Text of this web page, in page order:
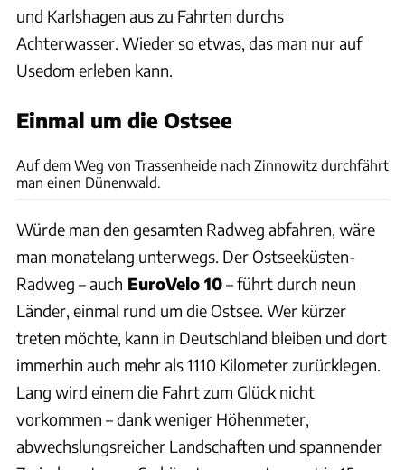
und Karlshagen aus zu Fahrten durchs
Achterwasser. Wieder so etwas, das man nur auf
Usedom erleben kann.
Einmal um die Ostsee
Auf dem Weg von Trassenheide nach Zinnowitz durchfährt
man einen Dünenwald.
Würde man den gesamten Radweg abfahren, wäre
man monatelang unterwegs. Der Ostseeküsten-
Radweg – auch EuroVelo 10– führt durch neun
Länder, einmal rund um die Ostsee. Wer kürzer
treten möchte, kann in Deutschland bleiben und dort
immerhin auch mehr als 1110 Kilometer zurücklegen.
Lang wird einem die Fahrt zum Glück nicht
vorkommen – dank weniger Höhenmeter,
abwechslungsreicher Landschaften und spannender